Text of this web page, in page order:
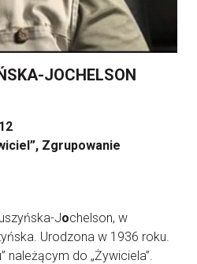
JOCHELSON
Zgrupowanie
Jochelson, w
Urodzona w 1936 roku.
należącym do „Żywiciela”.